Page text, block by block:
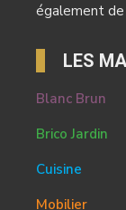
également de
LES
Blanc Brun
Brico Jardin
Cuisine
Mobilier